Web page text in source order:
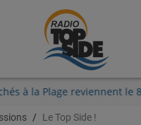
à la Plage reviennent
Le Top Side !